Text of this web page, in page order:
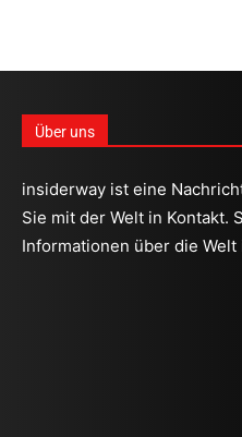
Über uns
insiderway ist eine
Sie mit der Welt in Kontakt.
Informationen über die